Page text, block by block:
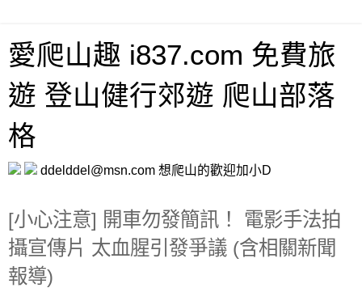
愛爬山趣 i837.com 免費旅
遊 登山健行郊遊 爬山部落
格
ddelddel@msn.com 想爬山的歡迎加小D
[小心注意] 開車勿發簡訊！ 電影手法拍
攝宣傳片 太血腥引發爭議 (含相關新聞
報導)